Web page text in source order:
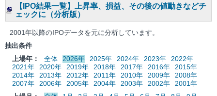
【IPO結果一覧】上昇率、損益、その後の値動きなどチ
ェックに（分析版）
2001年以降のIPOデータを元に分析しています。
抽出条件
上場年：
全体 2026年 2025年 2024年 2023年
2022年
2021年
2020年 2019年 2018年 2017年 2016年
2015年
2014年
2013年 2012年 2011年 2010年 2009年
2008年
2007年
2006年 2005年 2004年 2003年 2002年
2001年